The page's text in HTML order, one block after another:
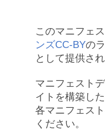
このマニフェス
ンズCC-BYの
として提供さ
マニフェスト
イトを構築した
各マニフェス
ください。